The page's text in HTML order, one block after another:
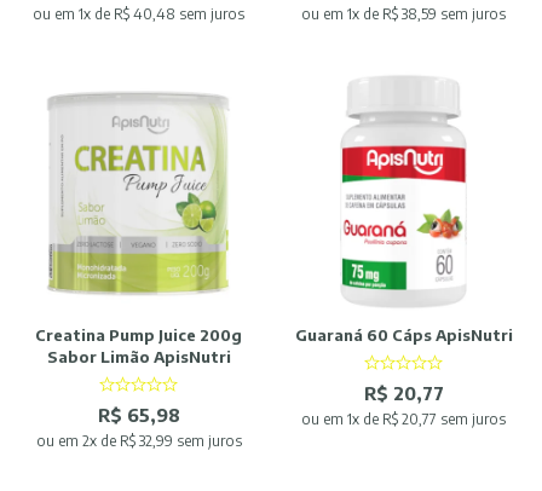
ou em 1x de R$ 40,48 sem juros ou em 1x de R$ 38,59 sem juros
Creatina Pump Juice 200g
Sabor Limão ApisNutri
R$ 65,98
ou em 2x de R$ 32,99 sem juros
Guaraná 60 Cáps ApisNutri
R$ 20,77
ou em 1x de R$ 20,77 sem juros